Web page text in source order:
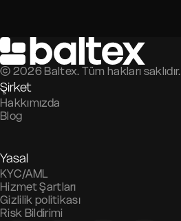
© 2026 Baltex. Tüm hakları saklıdır.
Şirket
Hakkımızda
Blog
Yasal
KYC/AML
Hizmet Şartları
Gizlilik politikası
Risk Bildirimi